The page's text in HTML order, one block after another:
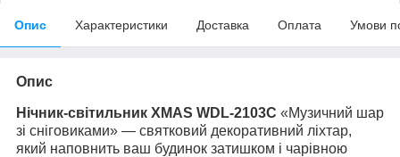
Опис Характеристики Доставка Оплата Умови
Опис
Нічник-світильник XMAS WDL-2103C «Музичний шар
зі сніговиками» — святковий декоративний ліхтар,
який наповнить ваш будинок затишком і чарівною